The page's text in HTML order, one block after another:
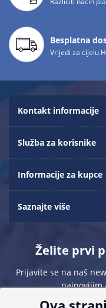
Besplatna
Vrijedi za cijelu
Kontakt informacije
Služba za korisnike
Informacije za kupce
Saznajte više
Želite prvi
Prijavite se na naš
najnovijim